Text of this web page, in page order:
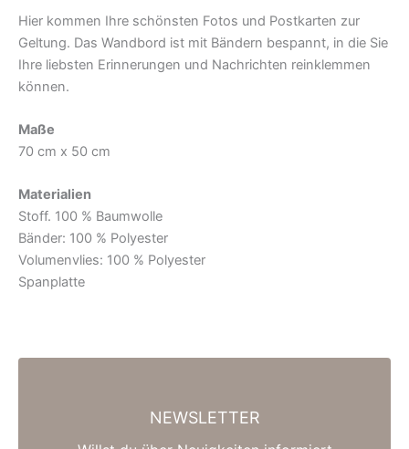
Hier kommen Ihre schönsten Fotos und Postkarten zur
Geltung. Das Wandbord ist mit Bändern bespannt, in die Sie
Ihre liebsten Erinnerungen und Nachrichten reinklemmen
können.
Maße
70 cm x 50 cm
Materialien
Stoff. 100 % Baumwolle
Bänder: 100 % Polyester
Volumenvlies: 100 % Polyester
Spanplatte
NEWSLETTER